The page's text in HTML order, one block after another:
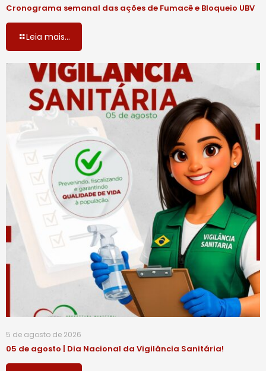
Cronograma semanal das ações de Fumacê e Bloqueio UBV
Leia mais...
5 de agosto de 2026
05 de agosto | Dia Nacional da Vigilância Sanitária!